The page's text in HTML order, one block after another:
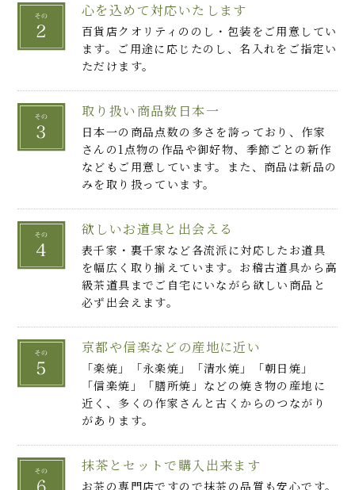
心を込めて対応いたします
百貨店クオリティののし・包装をご用意してい
ます。ご用途に応じたのし、名入れをご指定い
ただけます。
取り扱い商品数日本一
日本一の商品点数の多さを誇っており、作家
さんの1点物の作品や御好物、季節ごとの新作
などもご用意しています。また、商品は新品の
みを取り扱っています。
欲しいお道具と出会える
表千家・裏千家など各流派に対応したお道具
を幅広く取り揃えています。お稽古道具から高
級茶道具までご自宅にいながら欲しい商品と
必ず出会えます。
京都や信楽などの産地に近い
「楽焼」「永楽焼」「清水焼」「朝日焼」
「信楽焼」「膳所焼」などの焼き物の産地に
近く、多くの作家さんと古くからのつながり
があります。
抹茶とセットで購入出来ます
お茶の専門店ですので抹茶の品質も安心です。